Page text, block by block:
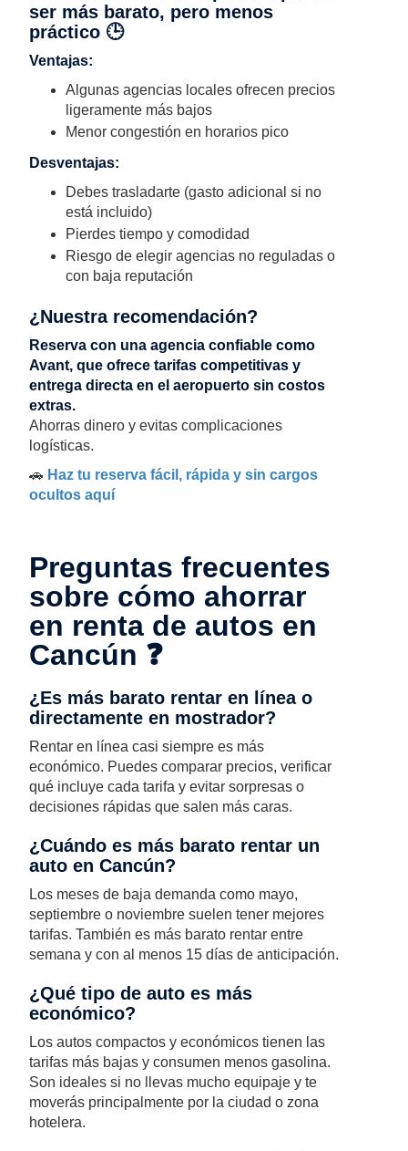
ser más barato, pero menos
práctico 🕒
Ventajas:
Algunas agencias locales ofrecen precios
ligeramente más bajos
Menor congestión en horarios pico
Desventajas:
Debes trasladarte (gasto adicional si no
está incluido)
Pierdes tiempo y comodidad
Riesgo de elegir agencias no reguladas o
con baja reputación
¿Nuestra recomendación?
Reserva con una agencia confiable como
Avant, que ofrece tarifas competitivas y
entrega directa en el aeropuerto sin costos
extras.
Ahorras dinero y evitas complicaciones
logísticas.
🚗 Haz tu reserva fácil, rápida y sin cargos
ocultos aquí
Preguntas frecuentes
sobre cómo ahorrar
en renta de autos en
Cancún ❓
¿Es más barato rentar en línea o
directamente en mostrador?
Rentar en línea casi siempre es más
económico. Puedes comparar precios, verificar
qué incluye cada tarifa y evitar sorpresas o
decisiones rápidas que salen más caras.
¿Cuándo es más barato rentar un
auto en Cancún?
Los meses de baja demanda como mayo,
septiembre o noviembre suelen tener mejores
tarifas. También es más barato rentar entre
semana y con al menos 15 días de anticipación.
¿Qué tipo de auto es más
económico?
Los autos compactos y económicos tienen las
tarifas más bajas y consumen menos gasolina.
Son ideales si no llevas mucho equipaje y te
moverás principalmente por la ciudad o zona
hotelera.